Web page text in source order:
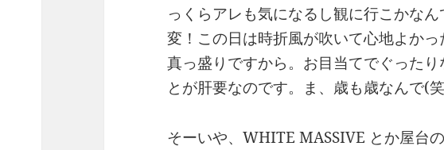
っくらアレも気になるし観に行こかな
変！この日は時折風が吹いて心地よか
真っ盛りですから。お目当てでぐった
とが肝要なのです。ま、歳も歳なんで(笑
そーいや、WHITE MASSIVE とか屋台